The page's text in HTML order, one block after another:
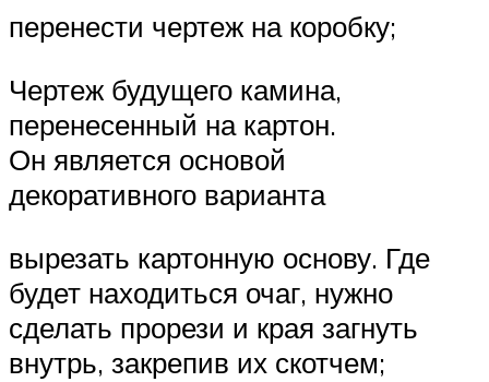
перенести чертеж на коробку;
Чертеж будущего камина,
перенесенный на картон.
Он является основой
декоративного варианта
вырезать картонную основу. Где
будет находиться очаг, нужно
сделать прорези и края загнуть
внутрь, закрепив их скотчем;